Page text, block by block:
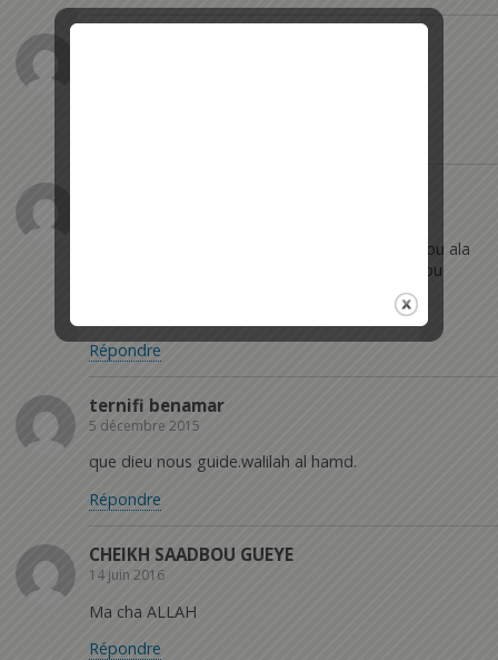
Alhamdoulillah waliyou tawfikh wa soukrou lahou ala
ihsanihi wa”mtinànihi. Ashadou alla ilaha ilallahou
wahdahou la charïka lahou wa ashadou anna
Répondre
ternifi benamar
5 décembre 2015
que dieu nous guide.walilah al hamd.
Répondre
CHEIKH SAADBOU GUEYE
14 juin 2016
Ma cha ALLAH
Répondre